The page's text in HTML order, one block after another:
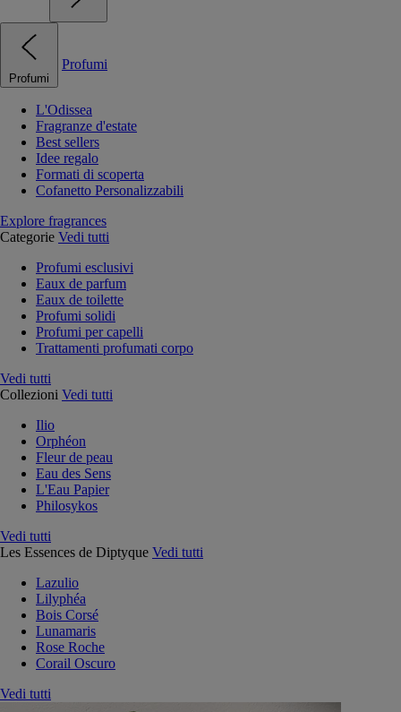
Profumi
Profumi
L'Odissea
Fragranze d'estate
Best sellers
Idee regalo
Formati di scoperta
Cofanetto Personalizzabili
Explore fragrances
Categorie Vedi tutti
Profumi esclusivi
Eaux de parfum
Eaux de toilette
Profumi solidi
Profumi per capelli
Trattamenti profumati corpo
Vedi tutti
Collezioni Vedi tutti
Ilio
Orphéon
Fleur de peau
Eau des Sens
L'Eau Papier
Philosykos
Vedi tutti
Les Essences de Diptyque Vedi tutti
Lazulio
Lilyphéa
Bois Corsé
Lunamaris
Rose Roche
Corail Oscuro
Vedi tutti